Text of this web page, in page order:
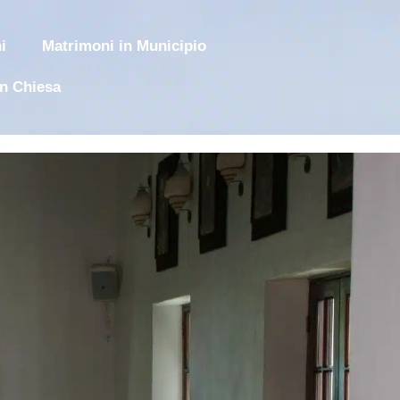
Matrimoni in Municipio
Chiesa